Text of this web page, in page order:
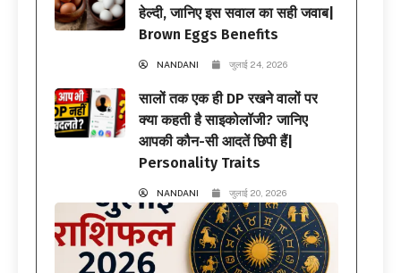
हेल्दी, जानिए इस सवाल का सही जवाब|
Brown Eggs Benefits
NANDANI जुलाई 24, 2026
सालों तक एक ही DP रखने वालों पर
क्या कहती है साइकोलॉजी? जानिए
आपकी कौन-सी आदतें छिपी हैं|
Personality Traits
NANDANI जुलाई 20, 2026